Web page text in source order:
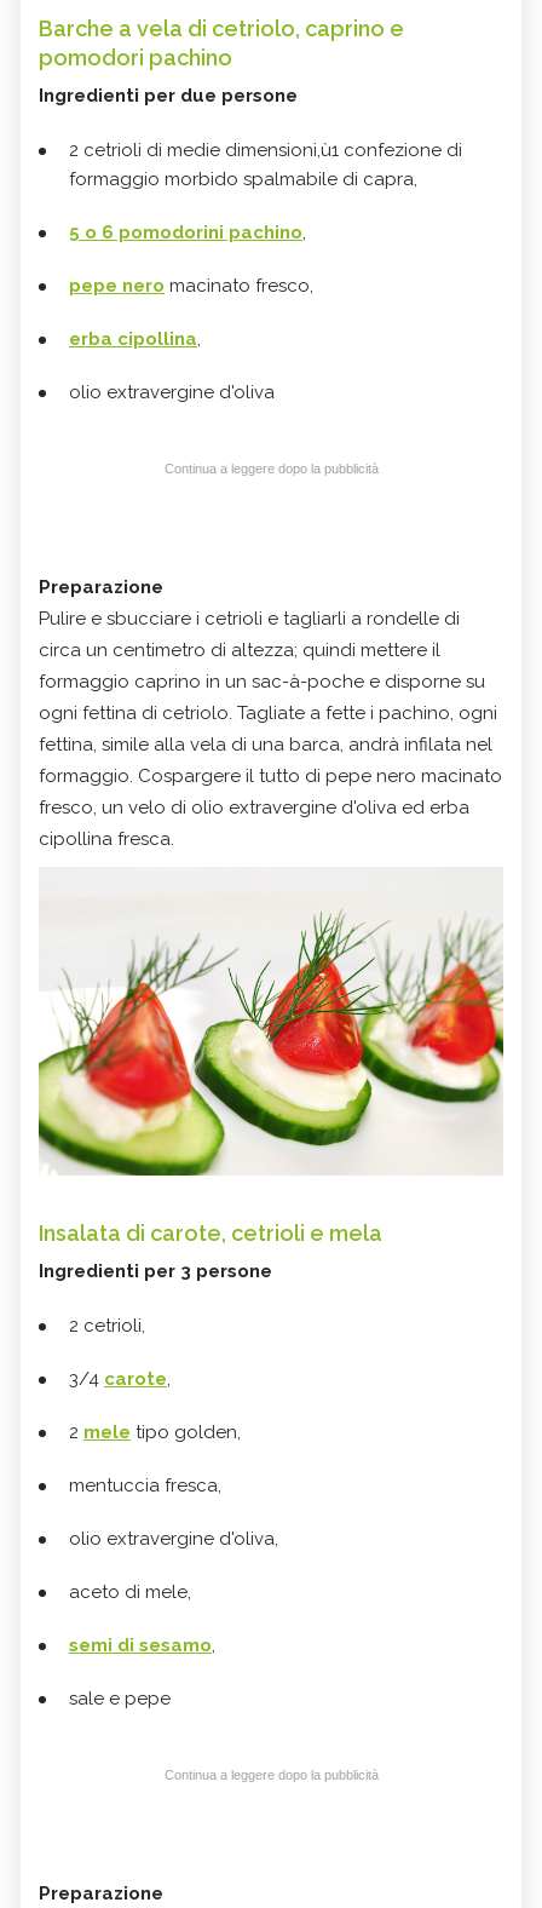
Barche a vela di cetriolo, caprino e
pomodori pachino
Ingredienti per due persone
2 cetrioli di medie dimensioni,ù1 confezione di
formaggio morbido spalmabile di capra,
5 o 6 pomodorini pachino,
pepe nero macinato fresco,
erba cipollina,
olio extravergine d'oliva
Continua a leggere dopo la pubblicità
Preparazione
Pulire e sbucciare i cetrioli e tagliarli a rondelle di
circa un centimetro di altezza; quindi mettere il
formaggio caprino in un sac-à-poche e disporne su
ogni fettina di cetriolo. Tagliate a fette i pachino, ogni
fettina, simile alla vela di una barca, andrà infilata nel
formaggio. Cospargere il tutto di pepe nero macinato
fresco, un velo di olio extravergine d'oliva ed erba
cipollina fresca.
Insalata di carote, cetrioli e mela
Ingredienti per 3 persone
2 cetrioli,
3/4 carote,
2 mele tipo golden,
mentuccia fresca,
olio extravergine d'oliva,
aceto di mele,
semi di sesamo,
sale e pepe
Continua a leggere dopo la pubblicità
Preparazione